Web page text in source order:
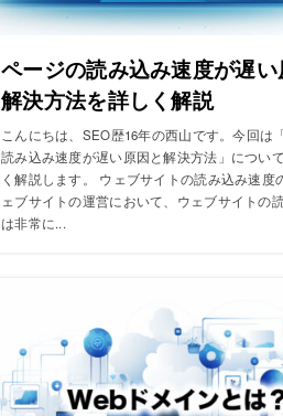
ページの読み込み速度が遅い
解決方法を詳しく解説
こんにちは、SEO歴16年の西山です。今回は
読み込み速度が遅い原因と解決方法」につい
く解説します。 ウェブサイトの読み込み速度
ェブサイトの運営において、ウェブサイトの
は非常に...